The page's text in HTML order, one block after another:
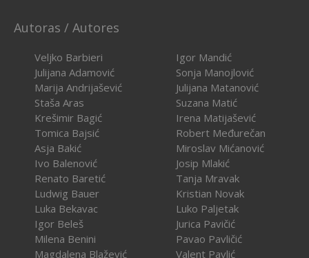
Autoras / Autores
Veljko Barbieri
Julijana Adamović
Marija Andrijašević
Staša Aras
Krešimir Bagić
Tomica Bajsić
Asja Bakić
Ivo Balenović
Renato Baretić
Ludwig Bauer
Luka Bekavac
Igor Beleš
Milena Benini
Magdalena Blažević
Igor Mandić
Sonja Manojlović
Julijana Matanović
Suzana Matić
Irena Matijašević
Robert Međurečan
Miroslav Mićanović
Josip Mlakić
Tanja Mravak
Kristian Novak
Luko Paljetak
Jurica Pavičić
Pavao Pavličić
Valent Pavlić